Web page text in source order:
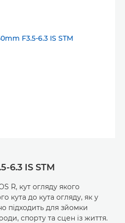
6.3 IS STM
R, кут огляду якого
кута до кута огляду, як у
підходить для зйомки
спорту та сцен із життя.